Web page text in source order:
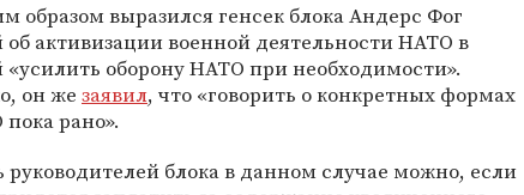
образом выразился генсек блока Андерс Фог
активизации военной деятельности НАТО в
оборону НАТО при необходимости».
он же заявил, что «говорить о конкретных формах
рано».
руководителей блока в данном случае можно, если